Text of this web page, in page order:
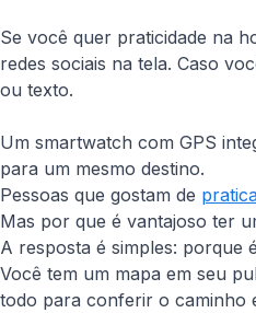
Se você quer praticidade na
redes sociais na tela. Caso
ou texto.
Um smartwatch com GPS
para um mesmo destino.
Pessoas que gostam de
Mas por que é vantajoso ter
A resposta é simples: porque
Você tem um mapa em seu
todo para conferir o caminho